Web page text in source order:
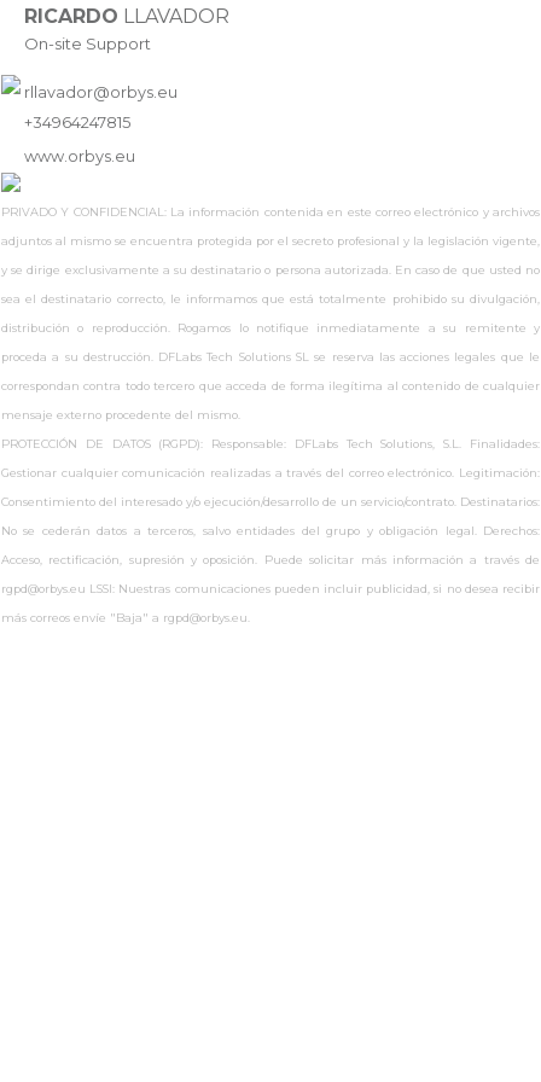
RICARDO LLAVADOR
On-site Support
rllavador@orbys.eu
+34964247815
www.orbys.eu
PRIVADO Y CONFIDENCIAL: La información contenida en este correo electrónico y archivos
adjuntos al mismo se encuentra protegida por el secreto profesional y la legislación vigente,
y se dirige exclusivamente a su destinatario o persona autorizada. En caso de que usted no
sea el destinatario correcto, le informamos que está totalmente prohibido su divulgación,
distribución o reproducción. Rogamos lo notifique inmediatamente a su remitente y
proceda a su destrucción. DFLabs Tech Solutions SL se reserva las acciones legales que le
correspondan contra todo tercero que acceda de forma ilegítima al contenido de cualquier
mensaje externo procedente del mismo.
PROTECCIÓN DE DATOS (RGPD): Responsable: DFLabs Tech Solutions, S.L. Finalidades:
Gestionar cualquier comunicación realizadas a través del correo electrónico. Legitimación:
Consentimiento del interesado y/o ejecución/desarrollo de un servicio/contrato. Destinatarios:
No se cederán datos a terceros, salvo entidades del grupo y obligación legal. Derechos:
Acceso, rectificación, supresión y oposición. Puede solicitar más información a través de
rgpd@orbys.eu LSSI: Nuestras comunicaciones pueden incluir publicidad, si no desea recibir
más correos envíe "Baja" a rgpd@orbys.eu.